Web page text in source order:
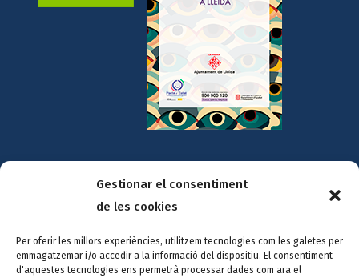
Gestionar el consentiment
de les cookies
Per oferir les millors experiències, utilitzem tecnologies com les galetes per
emmagatzemar i/o accedir a la informació del dispositiu. El consentiment
d'aquestes tecnologies ens permetrà processar dades com ara el
Amb la col·laboració de: